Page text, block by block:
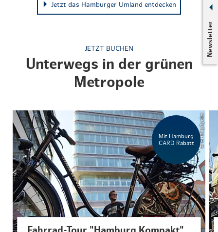
Newsletter
Jetzt das Hamburger Umland entdecken
JETZT BUCHEN
Unterwegs in der grünen
Metropole
Mit Hamburg
CARD Rabatt
© HHCityCycles